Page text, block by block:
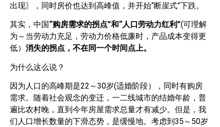
出现〗，同时房价也达到高峰值，并开始“断崖式”下跌。
其实，中国“购房需求的拐点”和“人口劳动力红利”(可理解
为～当劳动力充足，劳动力价格低廉时，产品成本变得更
低） 消失的拐点，不在同一个时间点上。
为什么这么说？
因为人口的高峰期是22～30岁(适婚阶段），同时有购房
需求。随着社会观念的变迁，一二线城市的结婚年龄，普
遍比农村晚，直到今年房屋需求总量才有减少。但是，我
们人口增长数量的下滑态势，是缓慢地。考虑到35～50岁